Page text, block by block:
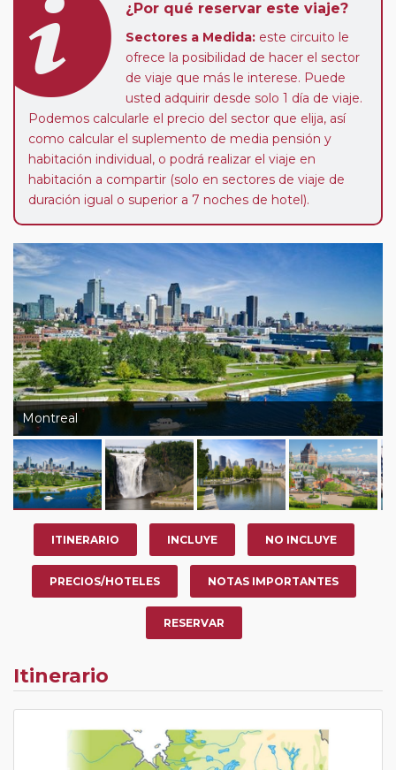
¿Por qué reservar este viaje?
Sectores a Medida: este circuito le
ofrece la posibilidad de hacer el sector
de viaje que más le interese. Puede
usted adquirir desde solo 1 día de viaje.
Podemos calcularle el precio del sector que elija, así
como calcular el suplemento de media pensión y
habitación individual, o podrá realizar el viaje en
habitación a compartir (solo en sectores de viaje de
duración igual o superior a 7 noches de hotel).
Montreal
ITINERARIO INCLUYE NO INCLUYE
PRECIOS/HOTELES NOTAS IMPORTANTES
RESERVAR
Itinerario